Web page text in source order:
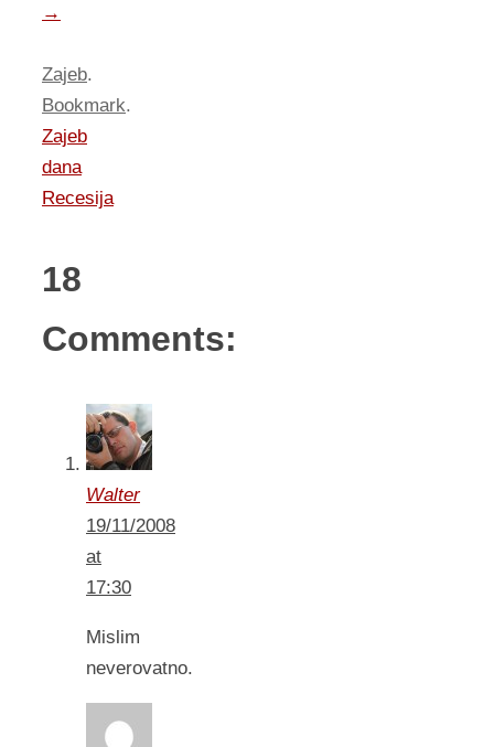
→
Zajeb.
Bookmark.
Zajeb
dana
Recesija
18
Comments:
Walter
19/11/2008
at
17:30
Mislim
neverovatno.